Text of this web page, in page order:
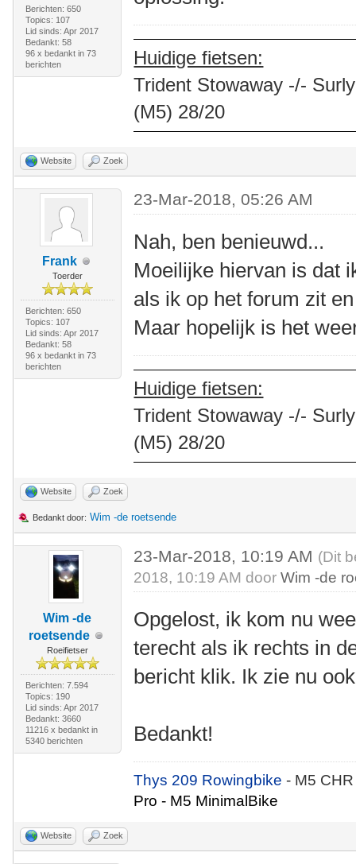
Berichten: 650
Topics: 107
Lid sinds: Apr 2017
Bedankt: 58
96 x bedankt in 73
berichten
Huidige fietsen:
Trident Stowaway -/-
(M5) 28/20
Website Zoek
Frank
Toerder
Berichten: 650
Topics: 107
Lid sinds: Apr 2017
Bedankt: 58
96 x bedankt in 73
berichten
23-Mar-2018, 05:26 AM
Nah, ben benieuwd...
Moeilijke hiervan is dat
als ik op het forum zit
Maar hopelijk is het
Huidige fietsen:
Trident Stowaway -/-
(M5) 28/20
Website Zoek
Bedankt door: Wim -de roetsende
Wim -de
roetsende
Roeifietser
Berichten: 7.594
Topics: 190
Lid sinds: Apr 2017
Bedankt: 3660
11216 x bedankt in
5340 berichten
23-Mar-2018, 10:19 AM (Dit
2018, 10:19 AM doorWim -de
Opgelost, ik kom nu
terecht als ik rechts in
bericht klik. Ik zie nu
Bedankt!
Thys 209 Rowingbike- M5
Pro - M5 MinimalBike
Website Zoek